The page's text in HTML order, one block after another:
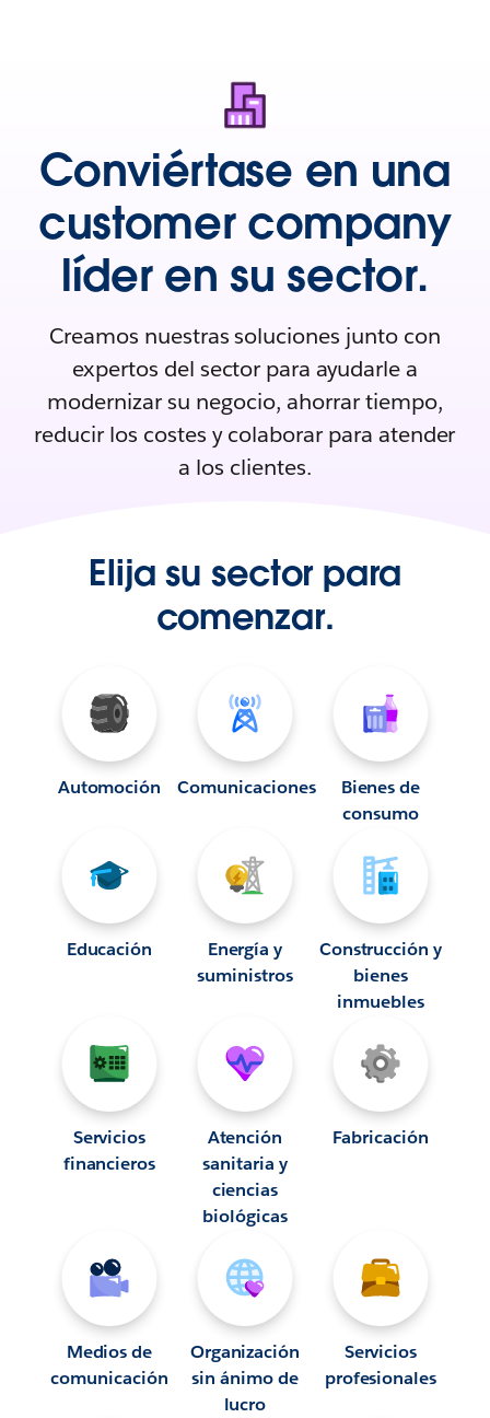
Conviértase en una
customer company
líder en su sector.
Creamos nuestras soluciones junto con
expertos del sector para ayudarle a
modernizar su negocio, ahorrar tiempo,
reducir los costes y colaborar para atender
a los clientes.
Elija su sector para
comenzar.
Automoción Comunicaciones
Bienes de
consumo
Educación
Energía y
suministros
Construcción y
bienes
inmuebles
Servicios
financieros
Atención
sanitaria y
ciencias
biológicas
Fabricación
Medios de
comunicación
Organización
sin ánimo de
lucro
Servicios
profesionales